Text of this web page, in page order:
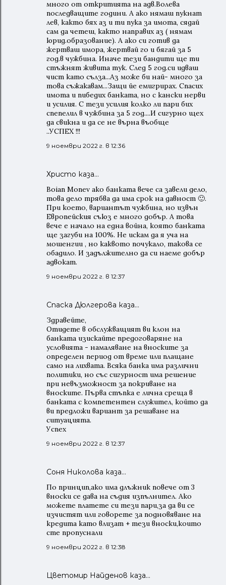
много от откритията на адв.Волева
последващите години. А ако нямаш пукнат
лев, както бях аз и ти пука за имота, сядай
сам да четеш, както направих аз ( нямам
юрид.образование). А ако си готив да
жертваш имора, жертвай го и бягай за 5
год.в чужбина. Иначе тези бандити ще ти
стъжнят живита тук. След 5 год.си идваш
чист като сълза...Аз може би най- много за
това съжакавам...Защи йе емигрирах. Спасих
имота и пибедих банката, но с кански нерви
и усилия. С тези усилия колко ли пари бих
спепелил в чужбина за 5 год....И сигурно щех
да свикна и да се не върна въобще
..УСПЕХ !!!
9 ноември 2022 г. в 12:36
Христо каза…
Boian Monev ако банката вече са завели дело,
това дело трябва да има срок на давност 🙂.
При което, вариантът чужбина, но извън
Европейския съюз е много добър. А това
вече е начало на една война, която банката
ще загуби на 100%. Не искам да я уча на
мошенгии , но каквото почукало, такова се
обадило. И задължително да си наеме добър
адвокат.
9 ноември 2022 г. в 12:37
Спаска Дюлгерова каза…
Здравейте,
Отидете в обслужващият ви клон на
банката изискайте предоговаряне на
условията - намаляване на вноските за
определен период от време или плащане
само на лихвата. Всяка банка има различни
политики, но със сигурност има решение
при невъзможност за покриване на
вноските. Първа стъпка е лична среща в
банката с компетентен служител, който да
ви предложи вариант за решаване на
ситуацията.
Успех
9 ноември 2022 г. в 12:37
Соня Николова каза…
По принцип,ако има длъжник повече от 3
вноски се дава на съдия изпълнител. Ако
можете платете си тези пари,за да ви се
изчистят или говорете за подновяване на
кредита като влизат + тези вноски,които
сте пропуснали
9 ноември 2022 г. в 12:38
Цветомир Найденов каза…